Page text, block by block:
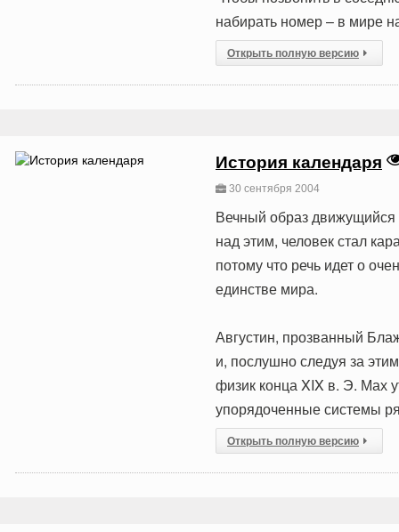
набирать номер – в мире
Открыть полную версию
История календаря
30 сентября 2004
Вечный образ
над этим, человек стал
потому что речь идет о
единстве мира.
Августин, прозванный
и, послушно следуя за
физик конца XIX в. Э. Мах
упорядоченные системы
Открыть полную версию